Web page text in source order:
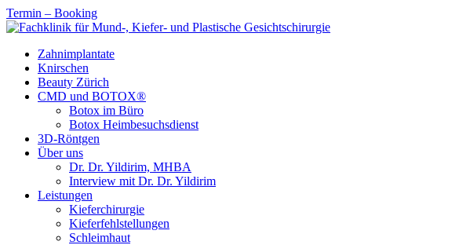
Termin – Booking
Zahnimplantate
Knirschen
Beauty Zürich
CMD und BOTOX®
Botox im Büro
Botox Heimbesuchsdienst
3D-Röntgen
Über uns
Dr. Dr. Yildirim, MHBA
Interview mit Dr. Dr. Yildirim
Leistungen
Kieferchirurgie
Kieferfehlstellungen
Schleimhaut